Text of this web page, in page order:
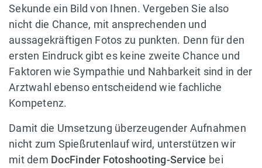
Sekunde ein Bild von Ihnen. Vergeben Sie also
nicht die Chance, mit ansprechenden und
aussagekräftigen Fotos zu punkten. Denn für den
ersten Eindruck gibt es keine zweite Chance und
Faktoren wie Sympathie und Nahbarkeit sind in der
Arztwahl ebenso entscheidend wie fachliche
Kompetenz.
Damit die Umsetzung überzeugender Aufnahmen
nicht zum Spießrutenlauf wird, unterstützen wir
mit dem DocFinder Fotoshooting-Service bei